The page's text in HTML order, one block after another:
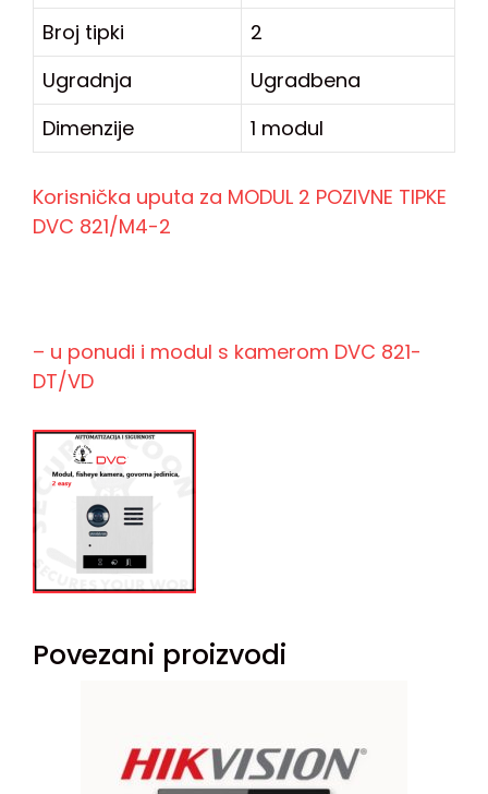
Broj tipki
2
Ugradnja
Ugradbena
Dimenzije
1 modul
Korisnička uputa za MODUL 2 POZIVNE TIPKE
DVC 821/M4-2
– u ponudi i modul s kamerom DVC 821-
DT/VD
Povezani proizvodi